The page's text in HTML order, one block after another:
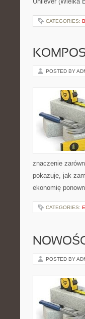
CATEGORIES:
POSTED BY
znaczenie
pokazuje, jak
ekonomię
CATEGORIES:
POSTED BY